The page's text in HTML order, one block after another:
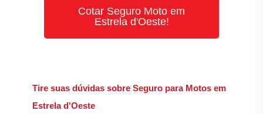
Cotar Seguro Moto em
Estrela d'Oeste!
Tire suas dúvidas sobre Seguro para Motos em
Estrela d'Oeste